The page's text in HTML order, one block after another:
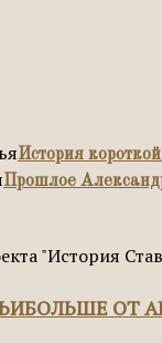
История
Прошлое
"История
БОЛЬШЕ ОТ